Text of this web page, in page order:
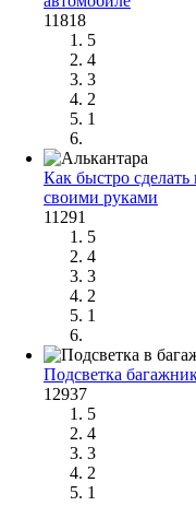
11818
5
4
3
2
1
Как быстро
своими руками
11291
5
4
3
2
1
Подсветка
12937
5
4
3
2
1